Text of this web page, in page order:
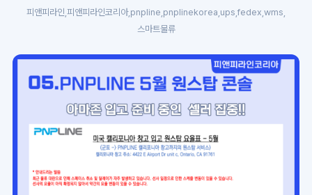
피앤피라인,피앤피라인코리아,pnpline,pnplinekorea,ups,fedex,wms,
스마트물류